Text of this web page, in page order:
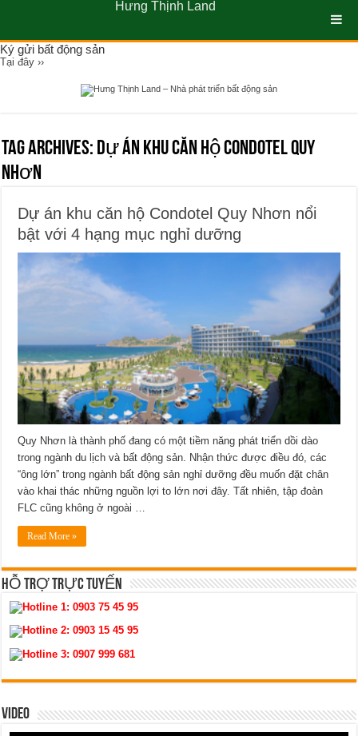
Ký gửi bất động sản
Tại đây ››
Tag Archives: dự án khu căn hộ Condotel Quy
Nhơn
Dự án khu căn hộ Condotel Quy Nhơn nổi
bật với 4 hạng mục nghỉ dưỡng
Quy Nhơn là thành phố đang có một tiềm năng phát triển dồi dào
trong ngành du lịch và bất động sản. Nhận thức được điều đó, các
“ông lớn” trong ngành bất động sản nghỉ dưỡng đều muốn đặt chân
vào khai thác những nguồn lợi to lớn nơi đây. Tất nhiên, tập đoàn
FLC cũng không ở ngoài …
Read More »
HỖ TRỢ TRỰC TUYẾN
Hotline 1:0903 75 45 95
Hotline 2:0903 15 45 95
Hotline 3:0907 999 681
VIDEO
Hưng Thịnh Land